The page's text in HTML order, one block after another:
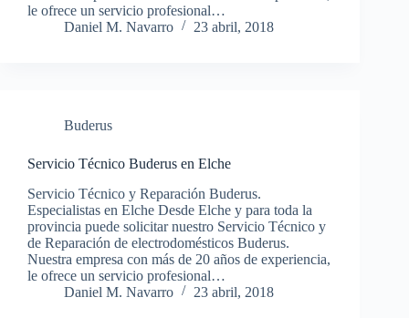
le ofrece un servicio profesional…
Daniel M. Navarro
23 abril, 2018
Buderus
Servicio Técnico Buderus en Elche
Servicio Técnico y Reparación Buderus.
Especialistas en Elche Desde Elche y para toda la
provincia puede solicitar nuestro Servicio Técnico y
de Reparación de electrodomésticos Buderus.
Nuestra empresa con más de 20 años de experiencia,
le ofrece un servicio profesional…
Daniel M. Navarro
23 abril, 2018